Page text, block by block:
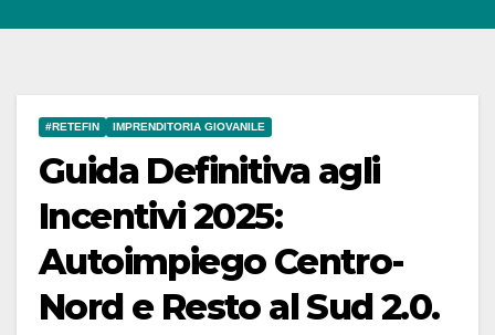
#RETEFIN IMPRENDITORIA GIOVANILE
Guida Definitiva agli
Incentivi 2025:
Autoimpiego Centro-
Nord e Resto al Sud 2.0.